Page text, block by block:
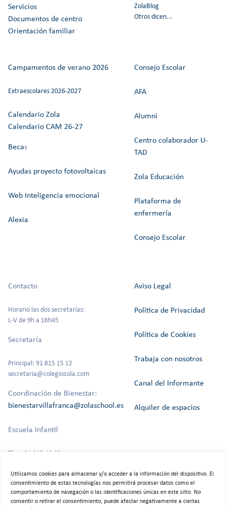
Utilizamos cookies para almacenar y/o acceder a la información del dispositivo. El
consentimiento de estas tecnologías nos permitirá procesar datos como el
comportamiento de navegación o las identificaciones únicas en este sitio. No
consentir o retirar el consentimiento, puede afectar negativamente a ciertas
Servicios
Documentos de centro
Orientación familiar
ZolaBlog
Otros dicen...
Campamentos de verano 2026
Extraescolares 2026-2027
Calendario Zola
Calendario CAM 26-27
Becas
Ayudas proyecto fotovoltaicas
Web Inteligencia emocional
Alexia
Consejo Escolar
AFA
Alumni
Centro colaborador U-
TAD
Zola Educación
Plataforma de
enfermería
Consejo Escolar
Contacto
Horario las dos secretarías:
L-V de 9h a 16h45
Secretaría
Principal: 91 815 15 12
secretaria@colegiozola.com
Coordinación de Bienestar:
bienestarvillafranca@zolaschool.es
Escuela Infantil
Tfno: 91 815 40 60
Aviso Legal
Política de Privacidad
Política de Cookies
Trabaja con nosotros
Canal del Informante
Alquiler de espacios
©2025 Colegio Bilingüe Zola Villafranca.